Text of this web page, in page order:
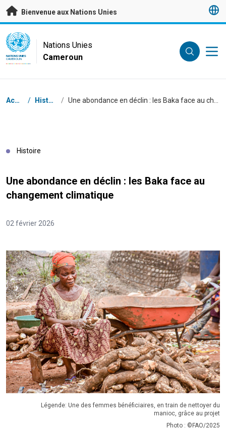
Passer au contenu principal
Bienvenue aux Nations Unies
UN Logo
NATIONS UNIES
CAMEROUN
Nations Unies
Cameroun
Fil d'Ariane
Accueil / Histoires /
Histoire
Une abondance en déclin : les Baka face au
changement climatique
02 février 2026
Légende: Une des femmes bénéficiaires, en train de nettoyer du
manioc, grâce au projet
Photo : ©FAO/2025